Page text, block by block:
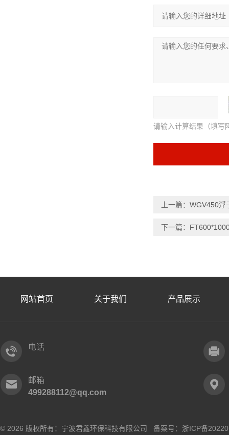
请输入计算结果（填写
上一篇： WGV450浮
下一篇：
网站首页 关于我们 产品展示
电话
邮箱
499288112@qq.com
© 2026 版权所有：宁波君鑫环保科技有限公司 备案号： 浙ICP备